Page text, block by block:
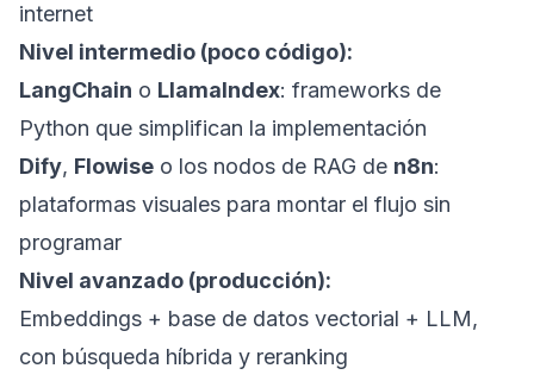
internet
Nivel intermedio (poco código):
LangChain o LlamaIndex: frameworks de
Python que simplifican la implementación
Dify, Flowise o los nodos de RAG de n8n:
plataformas visuales para montar el flujo sin
programar
Nivel avanzado (producción):
Embeddings + base de datos vectorial + LLM,
con búsqueda híbrida y reranking